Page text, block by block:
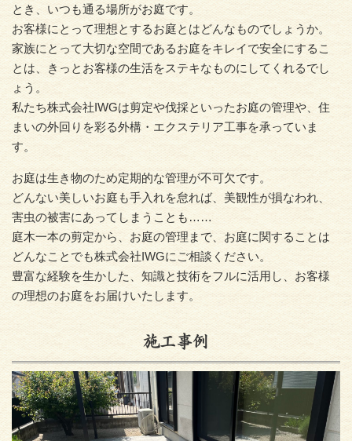
とき、いつも通る場所がお庭です。
お客様にとって理想とするお庭とはどんなものでしょうか。
家族にとって大切な空間であるお庭をキレイで安全にするこ
とは、きっとお客様の生活をステキなものにしてくれるでし
ょう。
私たち株式会社IWGは剪定や伐採といったお庭の管理や、住
まいの外回りを彩る外構・エクステリア工事を承っていま
す。
お庭は生き物のため定期的な管理が不可欠です。
どんない美しいお庭も手入れを怠れば、美観性が損なわれ、
害虫の被害にあってしまうことも……
庭木一本の剪定から、お庭の管理まで、お庭に関することは
どんなことでも株式会社IWGにご相談ください。
豊富な経験を生かした、知識と技術をフルに活用し、お客様
の理想のお庭をお届けいたします。
施工事例